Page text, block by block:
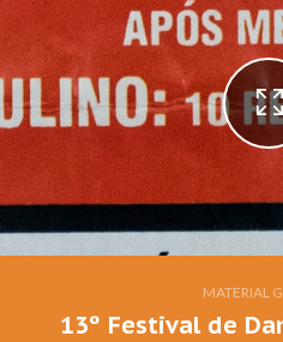
MATERIAL
13º Festival de